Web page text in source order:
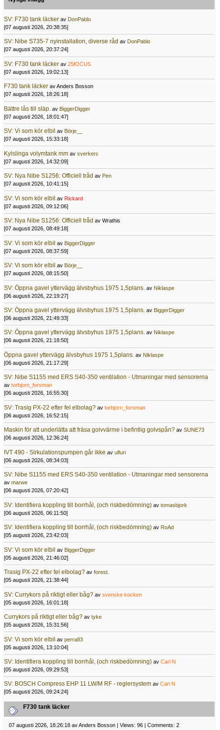
SV: F730 tank läcker av DonPablo
[07 augusti 2026, 20:38:35]
SV: Nibe S735-7 nyinstallation, diverse råd av DonPablo
[07 augusti 2026, 20:37:24]
SV: F730 tank läcker av 25fOCUS
[07 augusti 2026, 19:02:13]
F730 tank läcker av Anders Bosson
[07 augusti 2026, 18:26:18]
Bättre lås till släp. av BiggerDigger
[07 augusti 2026, 18:01:47]
SV: Vi som kör elbil av Börje__
[07 augusti 2026, 15:33:18]
Kylslinga volymtank mm av sverkerc
[07 augusti 2026, 14:32:09]
SV: Nya Nibe S1256: Officiell tråd av Pen
[07 augusti 2026, 10:41:15]
SV: Vi som kör elbil av Rickard
[07 augusti 2026, 09:12:06]
SV: Nya Nibe S1256: Officiell tråd av Wrathis
[07 augusti 2026, 08:49:18]
SV: Vi som kör elbil av BiggerDigger
[07 augusti 2026, 08:37:59]
SV: Vi som kör elbil av Börje__
[07 augusti 2026, 08:15:50]
SV: Öppna gavel yttervägg älvsbyhus 1975 1,5plans. av Niklaspe
[06 augusti 2026, 22:19:27]
SV: Öppna gavel yttervägg älvsbyhus 1975 1,5plans. av BiggerDigger
[06 augusti 2026, 21:49:33]
SV: Öppna gavel yttervägg älvsbyhus 1975 1,5plans. av Niklaspe
[06 augusti 2026, 21:18:50]
Öppna gavel yttervägg älvsbyhus 1975 1,5plans. av Niklaspe
[06 augusti 2026, 21:17:29]
SV: Nibe S1155 med ERS S40-350 ventilation - Utmaningar med sensorerna
av torbjorn_forsman
[06 augusti 2026, 16:55:30]
SV: Trasig PX-22 efter fel elbolag? av torbjorn_forsman
[06 augusti 2026, 16:52:15]
Maskin för att underlätta att fräsa golvvärme i befintlig golvspån? av SUNE73
[06 augusti 2026, 12:36:24]
IVT 490 - Sirkulationspumpen går ikke av ulfuri
[06 augusti 2026, 08:34:03]
SV: Nibe S1155 med ERS S40-350 ventilation - Utmaningar med sensorerna
av marwe
[06 augusti 2026, 07:20:42]
SV: Identifiera koppling till borrhål, (och riskbedömning) av tomasbjork
[06 augusti 2026, 06:11:50]
SV: Identifiera koppling till borrhål, (och riskbedömning) av RoAd
[05 augusti 2026, 23:42:03]
SV: Vi som kör elbil av BiggerDigger
[05 augusti 2026, 21:46:02]
Trasig PX-22 efter fel elbolag? av forest.
[05 augusti 2026, 21:38:44]
SV: Currykors på riktigt eller båg? av svenske kocken
[05 augusti 2026, 16:01:18]
Currykors på riktigt eller båg? av tyke
[05 augusti 2026, 15:31:56]
SV: Vi som kör elbil av perra83
[05 augusti 2026, 13:10:04]
SV: Identifiera koppling till borrhål, (och riskbedömning) av Carl N
[05 augusti 2026, 09:29:53]
SV: BOSCH Compress EHP 11 LW/M RF - reglersystem av Carl N
[05 augusti 2026, 09:24:24]
F730 tank läcker
07 augusti 2026, 18:26:18 av Anders Bosson | Views: 96 | Comments: 2